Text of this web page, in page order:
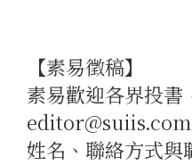
【素易徵稿】
素易歡迎各界投書
姓名、聯絡方式與